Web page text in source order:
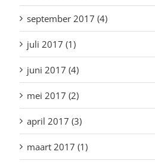
september 2017 (4)
juli 2017 (1)
juni 2017 (4)
mei 2017 (2)
april 2017 (3)
maart 2017 (1)